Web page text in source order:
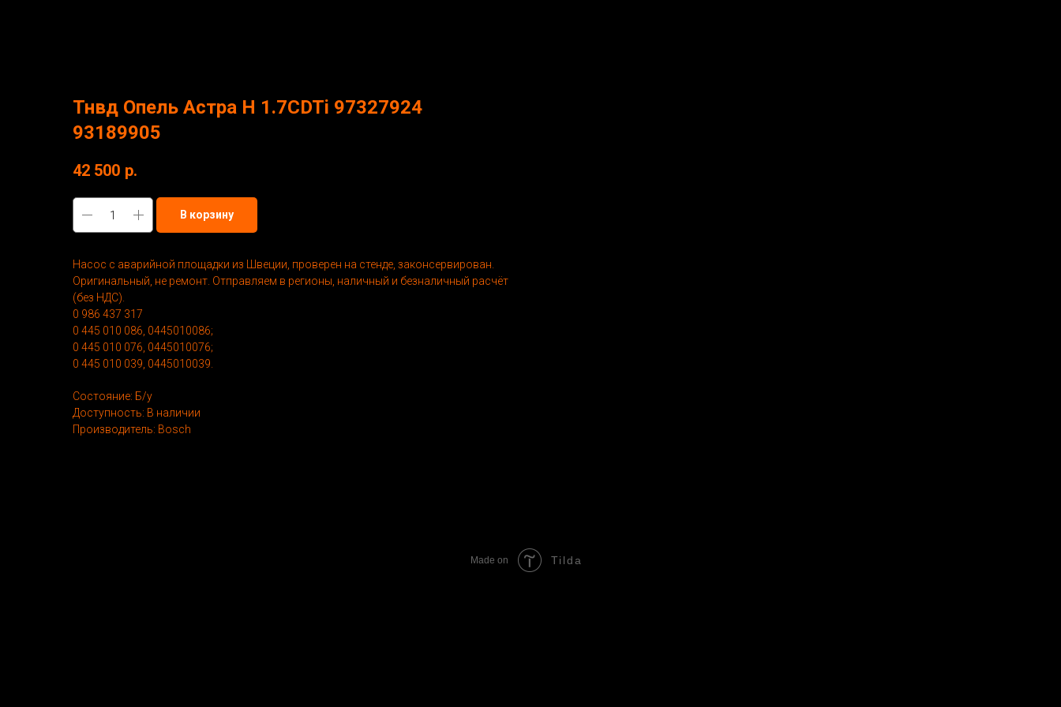
Тнвд Опель Астра Н 1.7CDTi 97327924
93189905
42 500 р.
В корзину
Насос с аварийной площадки из Швеции, проверен на стенде, законсервирован.
Оригинальный, не ремонт. Отправляем в регионы, наличный и безналичный расчёт
(без НДС).
0 986 437 317
0 445 010 086, 0445010086;
0 445 010 076, 0445010076;
0 445 010 039, 0445010039.
Состояние: Б/у
Доступность: В наличии
Производитель: Bosch
Made on Tilda